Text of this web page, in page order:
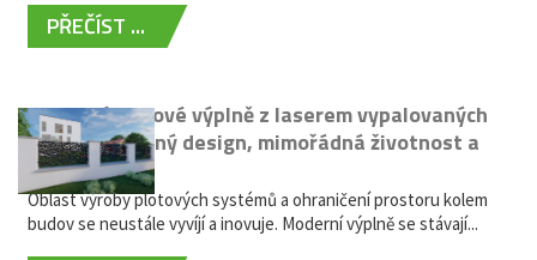
PŘEČÍST ...
Moderní plotové výplně z laserem vypalovaných
kovů: výjimečný design, mimořádná životnost a
žádná údržba
Oblast výroby plotových systémů a ohraničení prostoru kolem
budov se neustále vyvíjí a inovuje. Moderní výplně se stávají...